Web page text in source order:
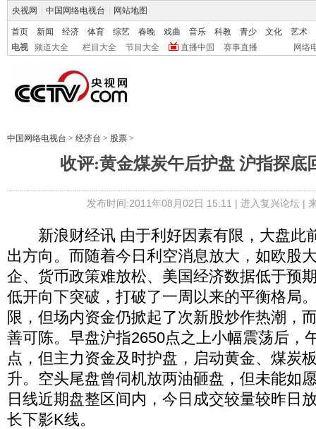
央视网 中国网络电视台 网站地图
首页 新闻 经济 体育 综艺 春晚 戏曲 音乐 科教 青少 文化
艺术
电视
频道大全 栏目大全 节目大全 直播中国 赛事直播 网络
中国网络电视台 > 经济台 > 股票 >
收评:黄金煤炭午后护盘 沪指探底
发布时间:2011年08月02日 15:11 | 进入复兴论坛|
新浪财经讯 由于利好因素有限，大盘此
出方向。而随着今日利空消息放大，如欧股
企、货币政策难放松、美国经济数据低于预
低开向下突破，打破了一周以来的平衡格局
限，但场内资金仍掀起了次新股炒作热潮，
善可陈。早盘沪指2650点之上小幅震荡后，
点，但主力资金及时护盘，启动黄金、煤炭
升。空头尾盘曾伺机放两油砸盘，但未能如
日线近期盘整区间内，今日成交较量较昨日
长下影K线。